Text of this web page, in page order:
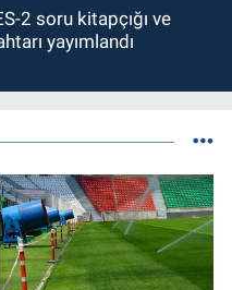
2 soru kitapçığı ve
yayımlandı